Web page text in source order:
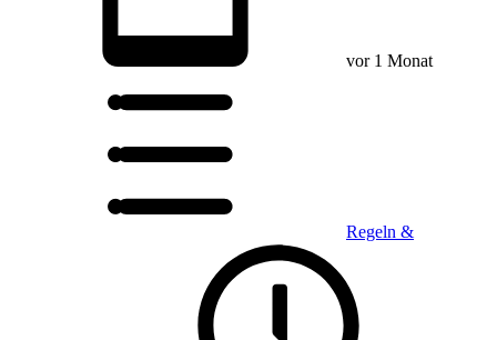
vor 1 Monat
Regeln &